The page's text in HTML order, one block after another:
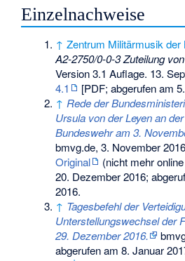
Einzelnachweise
↑ Zentrum Militärmusik der
A2-2750/0-0-3 Zuteilung
Version 3.1 Auflage. 13.
4.1
[PDF; abgerufen am
↑ Rede der
Ursula von der Leyen an
Bundeswehr am 3.
bmvg.de, 3. November
Original
(nicht mehr
20. Dezember 2016;
2016.
↑ Tagesbefehl der
Unterstellungswechsel der
29. Dezember 2016.
abgerufen am 8. Januar